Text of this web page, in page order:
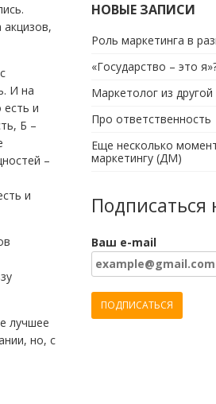
И на
и
Б –
–
и
лучшее
но, с
НОВЫЕ ЗАПИСИ
Роль маркетинга в
«Государство – это
Маркетолог из
Про ответственность
Еще несколько
маркетингу (ДМ)
Подписаться
Ваш e-mail